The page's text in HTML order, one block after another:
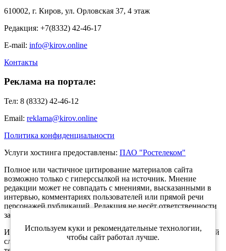
610002, г. Киров, ул. Орловская 37, 4 этаж
Редакция: +7(8332) 42-46-17
E-mail: info@kirov.online
Контакты
Реклама на портале:
Тел: 8 (8332) 42-46-12
Email: reklama@kirov.online
Политика конфиденциальности
Услуги хостинга предоставлены: ПАО "Ростелеком"
Полное или частичное цитирование материалов сайта
возможно только с гиперссылкой на источник. Мнение
редакции может не совпадать с мнениями, высказанными в
интервью, комментариях пользователей или прямой речи
персонажей публикаций. Редакция не несёт ответственности
за текст комментариев читателей.
Интернет-портал Kirov.online зарегистрирован в Федеральной
службе по надзору в сфере связи, информационных
Используем куки и рекомендательные технологии,
чтобы сайт работал лучше.